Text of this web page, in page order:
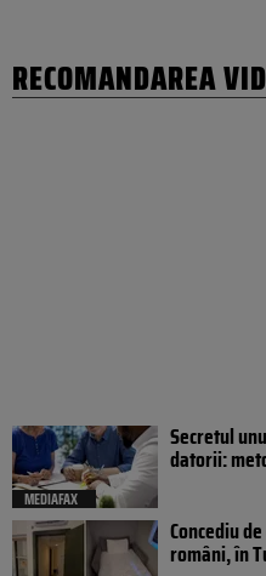
RECOMANDAREA
MEDIAFAX
Secretul
datorii:
Concediu
români, în